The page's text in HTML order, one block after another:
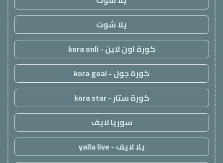
يلا شوت
كورة اون لاين - kora onli
كورة جول - kora goal
كورة ستار - kora star
سوريا لايف
يلا لايف - yalla live